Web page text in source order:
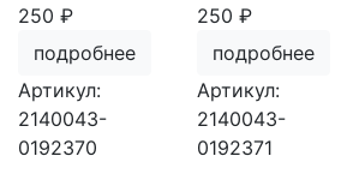
250 ₽
подробнее
Артикул:
2140043-
0192370
250 ₽
подробнее
Артикул:
2140043-
0192371